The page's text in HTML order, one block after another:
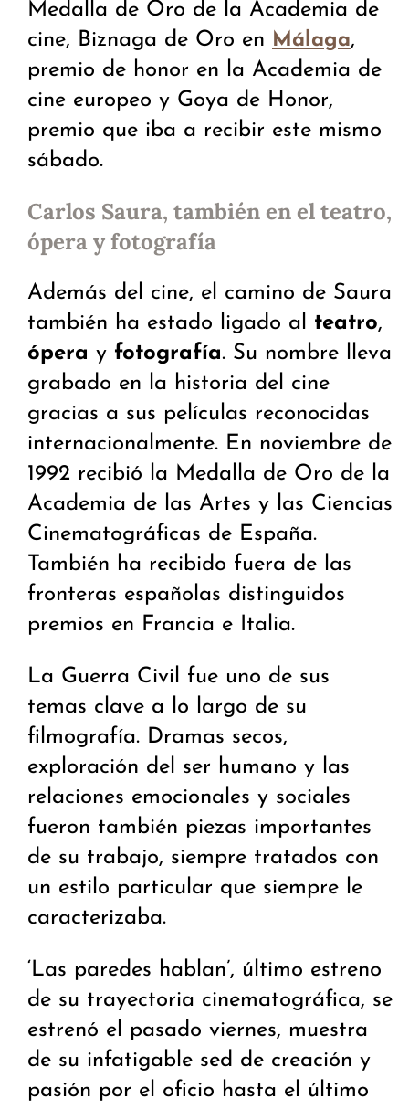
Medalla de Oro de la Academia de
cine, Biznaga de Oro en Málaga,
premio de honor en la Academia de
cine europeo y Goya de Honor,
premio que iba a recibir este mismo
sábado.
Carlos Saura, también en el teatro,
ópera y fotografía
Además del cine, el camino de Saura
también ha estado ligado al teatro,
ópera y fotografía. Su nombre lleva
grabado en la historia del cine
gracias a sus películas reconocidas
internacionalmente. En noviembre de
1992 recibió la Medalla de Oro de la
Academia de las Artes y las Ciencias
Cinematográficas de España.
También ha recibido fuera de las
fronteras españolas distinguidos
premios en Francia e Italia.
La Guerra Civil fue uno de sus
temas clave a lo largo de su
filmografía. Dramas secos,
exploración del ser humano y las
relaciones emocionales y sociales
fueron también piezas importantes
de su trabajo, siempre tratados con
un estilo particular que siempre le
caracterizaba.
‘Las paredes hablan’, último estreno
de su trayectoria cinematográfica, se
estrenó el pasado viernes, muestra
de su infatigable sed de creación y
pasión por el oficio hasta el último